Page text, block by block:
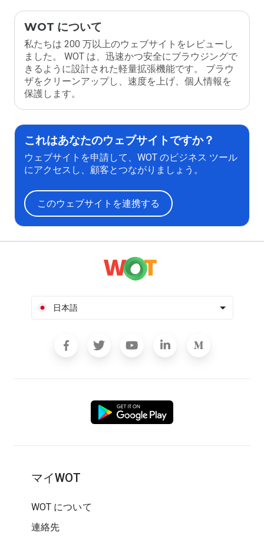
WOT について
私たちは 200 万以上のウェブサイトをレビューし
ました。 WOT は、迅速かつ安全にブラウジングで
きるように設計された軽量拡張機能です。 ブラウ
ザをクリーンアップし、速度を上げ、個人情報を
保護します。
これはあなたのウェブサイトですか？
ウェブサイトを申請して、WOT のビジネス ツール
にアクセスし、顧客とつながりましょう。
このウェブサイトを連携する
日本語
マイWOT
WOT について
連絡先